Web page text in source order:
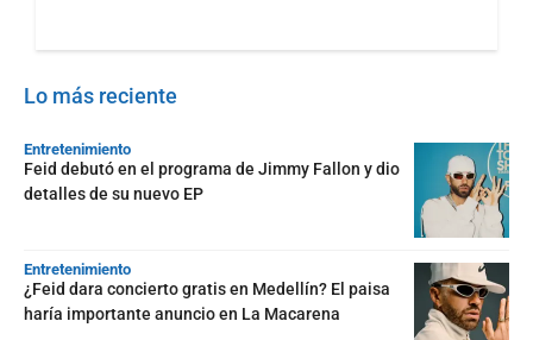
Lo más reciente
Entretenimiento
Feid debutó en el programa de Jimmy Fallon y dio
detalles de su nuevo EP
Entretenimiento
¿Feid dara concierto gratis en Medellín? El paisa
haría importante anuncio en La Macarena